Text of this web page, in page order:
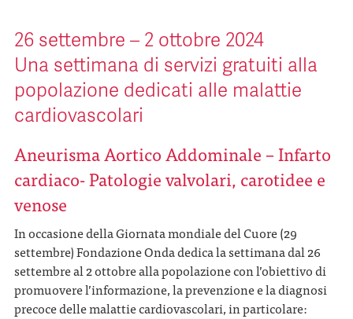
26 settembre – 2 ottobre 2024
Una settimana di servizi gratuiti alla
popolazione dedicati alle malattie
cardiovascolari
Aneurisma Aortico Addominale – Infarto
cardiaco- Patologie valvolari, carotidee e
venose
In occasione della Giornata mondiale del Cuore (29
settembre) Fondazione Onda dedica la settimana dal 26
settembre al 2 ottobre alla popolazione con l’obiettivo di
promuovere l’informazione, la prevenzione e la diagnosi
precoce delle malattie cardiovascolari, in particolare: